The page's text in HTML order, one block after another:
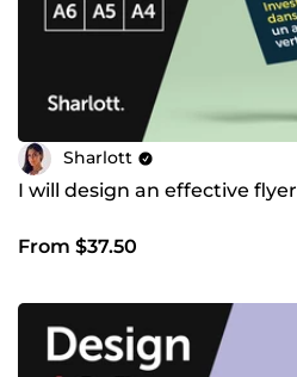
Sharlott
I will design an effective flyer
From $37.50